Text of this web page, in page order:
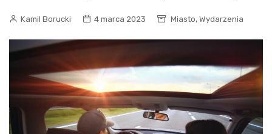
Kamil Borucki 4 marca 2023 Miasto, Wydarzenia